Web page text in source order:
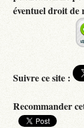
éventuel droit de
Suivre ce site :
Recommander